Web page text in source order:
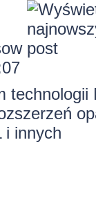
technologii
i innych